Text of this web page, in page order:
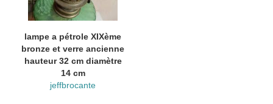
lampe a pétrole XIXème
bronze et verre ancienne
hauteur 32 cm diamètre
14 cm
jeffbrocante